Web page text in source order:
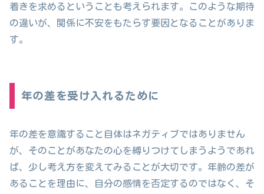
着きを求めるということも考えられます。このような期待
の違いが、関係に不安をもたらす要因となることがありま
す。
年の差を受け入れるために
年の差を意識すること自体はネガティブではありません
が、そのことがあなたの心を縛りつけてしまうようであれ
ば、少し考え方を変えてみることが大切です。年齢の差が
あることを理由に、自分の感情を否定するのではなく、そ